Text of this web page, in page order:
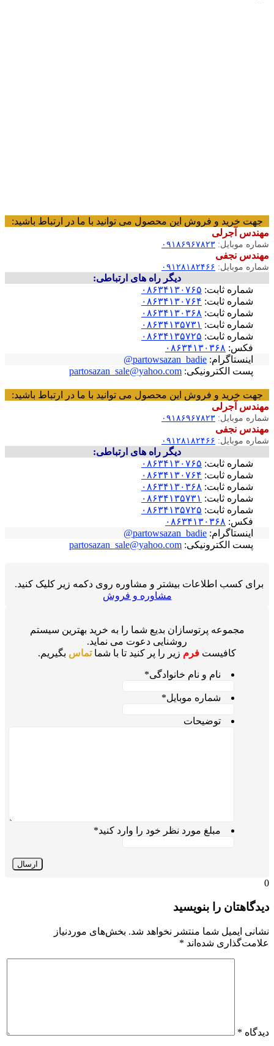
جهت خرید و فروش این محصول می توانید با ما در ارتباط باشید:
مهندس آجرلی
شماره موبایل: ۰۹۱۸۶۹۶۷۸۲۳
مهندس نجفی
شماره موبایل: ۰۹۱۲۸۱۸۲۴۶۶
دیگر راه های ارتباطی:
شماره ثابت: ۰۸۶۳۴۱۳۰۷۶۵
شماره ثابت: ۰۸۶۳۴۱۳۰۷۶۴
شماره ثابت: ۰۸۶۳۴۱۳۰۳۶۸
شماره ثابت: ۰۸۶۳۴۱۳۵۷۳۱
شماره ثابت: ۰۸۶۳۴۱۳۵۷۲۵
فکس: ۰۸۶۳۴۱۳۰۳۶۸
اینستاگرام: partowsazan_badie@
پست الکترونیکی: partosazan_sale@yahoo.com
جهت خرید و فروش این محصول می توانید با ما در ارتباط باشید:
مهندس آجرلی
شماره موبایل: ۰۹۱۸۶۹۶۷۸۲۳
مهندس نجفی
شماره موبایل: ۰۹۱۲۸۱۸۲۴۶۶
دیگر راه های ارتباطی:
شماره ثابت: ۰۸۶۳۴۱۳۰۷۶۵
شماره ثابت: ۰۸۶۳۴۱۳۰۷۶۴
شماره ثابت: ۰۸۶۳۴۱۳۰۳۶۸
شماره ثابت: ۰۸۶۳۴۱۳۵۷۳۱
شماره ثابت: ۰۸۶۳۴۱۳۵۷۲۵
فکس: ۰۸۶۳۴۱۳۰۳۶۸
اینستاگرام: partowsazan_badie@
پست الکترونیکی: partosazan_sale@yahoo.com
برای کسب اطلاعات بیشتر و مشاوره روی دکمه زیر کلیک کنید.
مشاوره و فروش
مجموعه پرتوسازان بدیع شما را به خرید بهترین سیستم
روشنایی دعوت می نماید.
کافیست فرم زیر را پر کنید تا با شماتماس بگیریم.
نام و نام خانوادگی*
شماره موبایل*
توضیحات
مبلغ مورد نظر خود را وارد کنید*
0
دیدگاهتان را بنویسید
نشانی ایمیل شما منتشر نخواهد شد. بخش‌های موردنیاز
علامت‌گذاری شده‌اند *
دیدگاه *